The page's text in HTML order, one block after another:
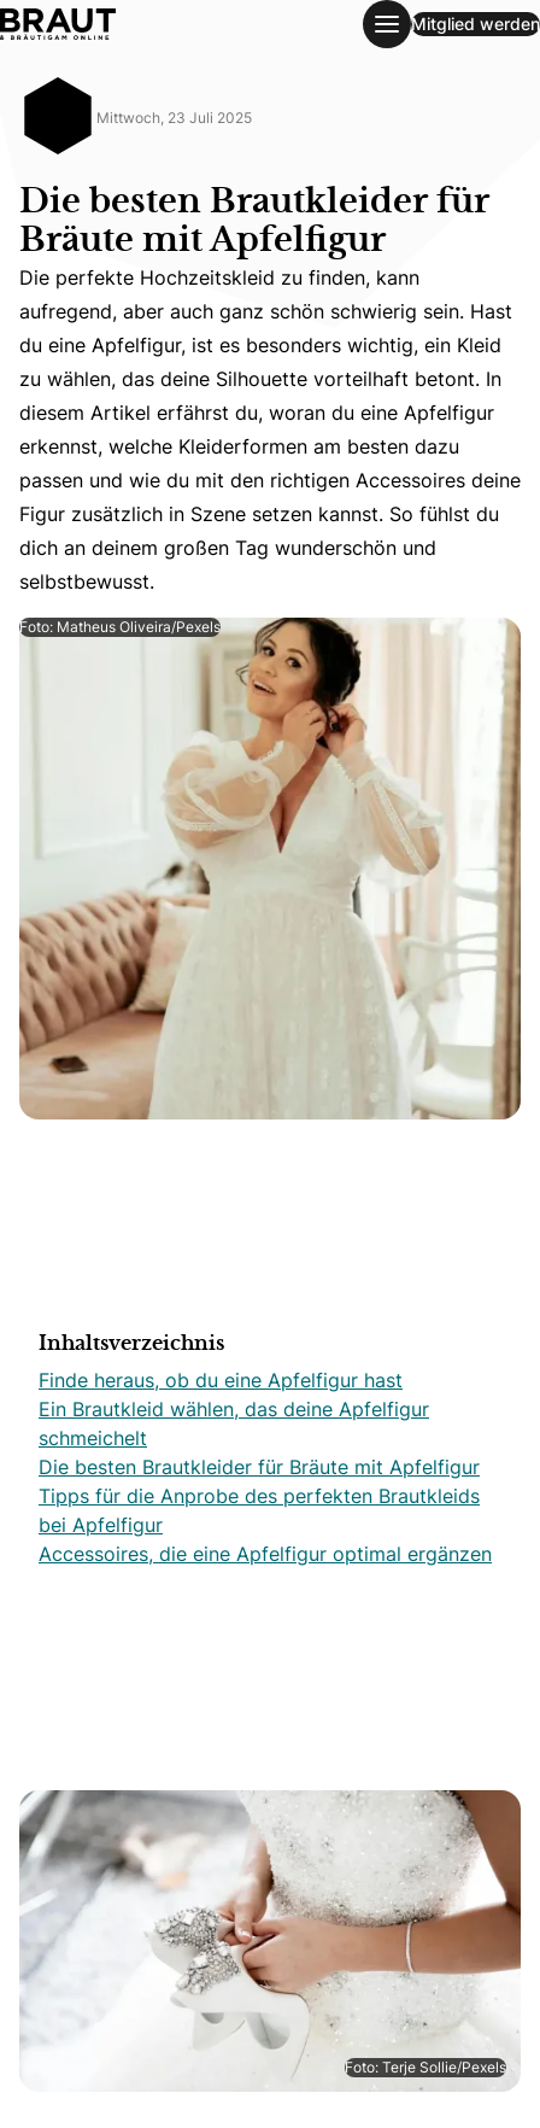
Die besten Brautkleider für Bräute mit Apfelfigur
Mitglied werden
Mittwoch, 23 Juli 2025
Die besten Brautkleider für
Bräute mit Apfelfigur
Die perfekte Hochzeitskleid zu finden, kann aufregend,
Die perfekte Hochzeitskleid zu finden, kann
aufregend, aber auch ganz schön schwierig sein. Hast
du eine Apfelfigur, ist es besonders wichtig, ein Kleid
zu wählen, das deine Silhouette vorteilhaft betont. In
diesem Artikel erfährst du, woran du eine Apfelfigur
erkennst, welche Kleiderformen am besten dazu
passen und wie du mit den richtigen Accessoires deine
Figur zusätzlich in Szene setzen kannst. So fühlst du
dich an deinem großen Tag wunderschön und
selbstbewusst.
Foto: Matheus Oliveira/Pexels
Inhaltsverzeichnis
Finde heraus, ob du eine Apfelfigur hast
Ein Brautkleid wählen, das deine Apfelfigur
schmeichelt
Die besten Brautkleider für Bräute mit Apfelfigur
Tipps für die Anprobe des perfekten Brautkleids
bei Apfelfigur
Accessoires, die eine Apfelfigur optimal ergänzen
Foto: Terje Sollie/Pexels